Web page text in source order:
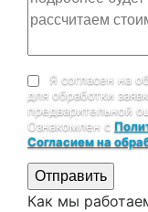
Я согласен на
для обработки
предварительной
Ознакомлен с
Согласием на
Отправить
Как мы